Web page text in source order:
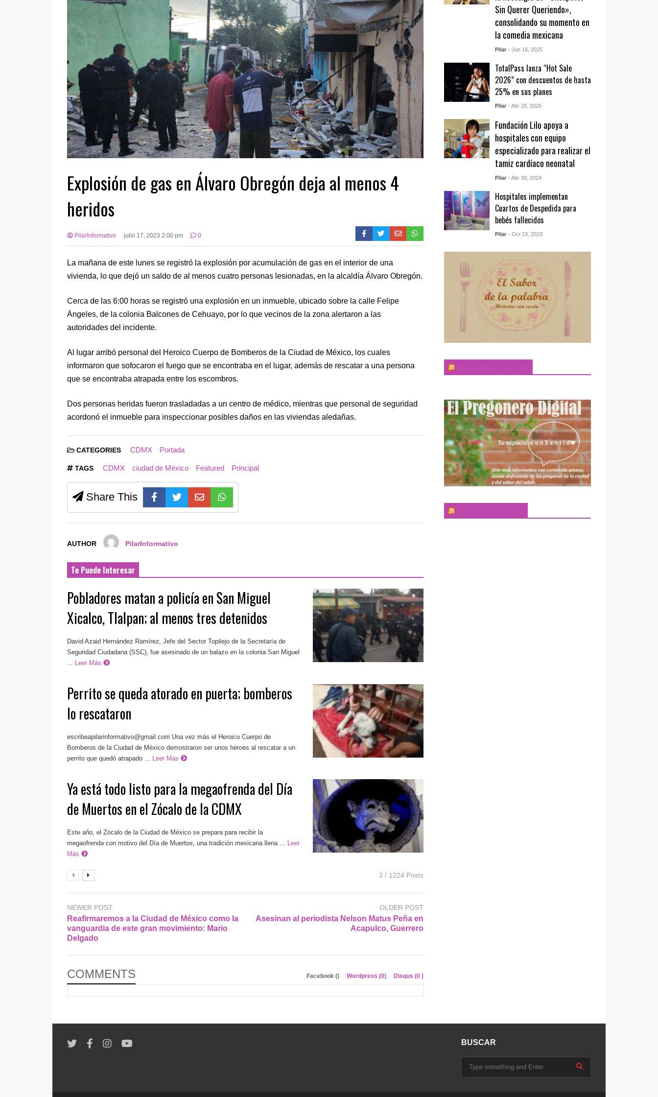
Explosión de gas en Álvaro Obregón deja al menos 4
heridos
PilarInformativo julio 17, 2023 2:00 pm 0
La mañana de este lunes se registró la explosión por acumulación de gas en el interior de una
vivienda, lo que dejó un saldo de al menos cuatro personas lesionadas, en la alcaldía Álvaro Obregón.
Cerca de las 6:00 horas se registró una explosión en un inmueble, ubicado sobre la calle Felipe
Ángeles, de la colonia Balcones de Cehuayo, por lo que vecinos de la zona alertaron a las
autoridades del incidente.
Al lugar arribó personal del Heroico Cuerpo de Bomberos de la Ciudad de México, los cuales
informaron que sofocaron el fuego que se encontraba en el lugar, además de rescatar a una persona
que se encontraba atrapada entre los escombros.
Dos personas heridas fueron trasladadas a un centro de médico, mientras que personal de seguridad
acordonó el inmueble para inspeccionar posibles daños en las viviendas aledañas.
CATEGORIES CDMX Portada
TAGS CDMX ciudad de México Featured Principal
Share This
AUTHOR PilarInformativo
Te Puede Interesar
Pobladores matan a policía en San Miguel
Xicalco, Tlalpan; al menos tres detenidos
David Azaid Hernández Ramírez, Jefe del Sector Topilejo de la Secretaría de
Seguridad Ciudadana (SSC), fue asesinado de un balazo en la colonia San Miguel
Leer Más
Perrito se queda atorado en puerta; bomberos
lo rescataron
escribeapilarinformativo@gmail.com Una vez más el Heroico Cuerpo de
Bomberos de la Ciudad de México demostraron ser unos héroes al rescatar a un
perrito que quedó atrapado ...
Leer Más
Ya está todo listo para la megaofrenda del Día
de Muertos en el Zócalo de la CDMX
Este año, el Zócalo de la Ciudad de México se prepara para recibir la
megaofrenda con motivo del Día de Muertos, una tradición mexicana llena ...
Leer
Más
3 / 1224 Posts
NEWER POST
Reafirmaremos a la Ciudad de México como la
vanguardia de este gran movimiento: Mario
Delgado
OLDER POST
Asesinan al periodista Nelson Matus Peña en
Acapulco, Guerrero
COMMENTS Facebook () Wordpress (0) Disqus (0 )
Sin Querer Queriendo»,
consolidando su momento en
la comedia mexicana
Pilar - Jun 16, 2025
TotalPass lanza “Hot Sale
2026” con descuentos de hasta
25% en sus planes
Pilar - Abr 29, 2026
Fundación Lilo apoya a
hospitales con equipo
especializado para realizar el
tamiz cardíaco neonatal
Pilar - Abr 30, 2024
Hospitales implementan
Cuartos de Despedida para
bebés fallecidos
Pilar - Oct 19, 2023
BUSCAR